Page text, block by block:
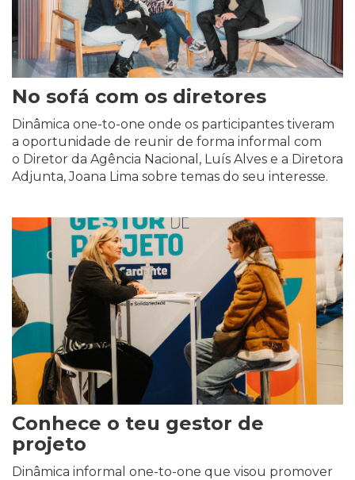
No sofá com os diretores
Dinâmica one-to-one onde os participantes tiveram
a oportunidade de reunir de forma informal com
o Diretor da Agência Nacional, Luís Alves e a Diretora
Adjunta, Joana Lima sobre temas do seu interesse.
Conhece o teu gestor de
projeto
Dinâmica informal one-to-one que visou promover